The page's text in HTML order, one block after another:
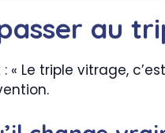
au
« Le triple vitrage,